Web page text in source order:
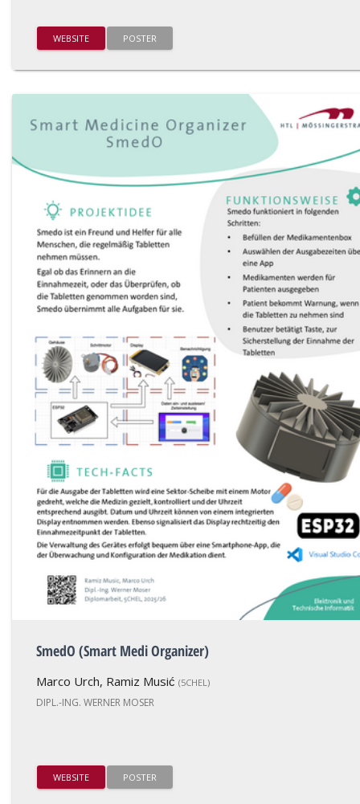
WEBSITE POSTER
SmedO (Smart Medi Organizer)
Marco Urch, Ramiz Musić (5CHEL)
DIPL.-ING. WERNER MOSER
WEBSITE POSTER